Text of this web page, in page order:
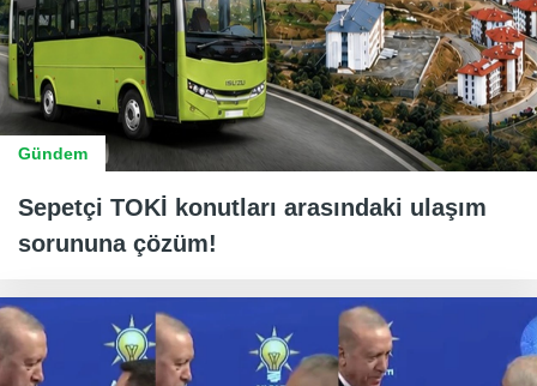
Gündem
Sepetçi TOKİ konutları arasındaki ulaşım
sorununa çözüm!